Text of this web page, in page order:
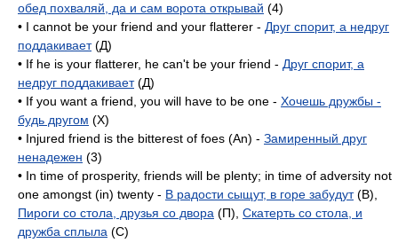
обед похваляй, да и сам ворота открывай (4)
• I cannot be your friend and your flatterer - Друг спорит, а недруг
поддакивает(Д)
• If he is your flatterer, he can't be your friend - Друг спорит, а
недруг поддакивает(Д)
• If you want a friend, you will have to be one - Хочешь дружбы -
будь другом (X)
• Injured friend is the bitterest of foes (An) - Замиренный друг
ненадежен (3)
• In time of prosperity, friends will be plenty; in time of adversity not
one amongst (in) twenty - В радости сыщут, в горе забудут(B),
Пироги со стола, друзья со двора (П), Скатерть со стола, и
дружба сплыла (C)